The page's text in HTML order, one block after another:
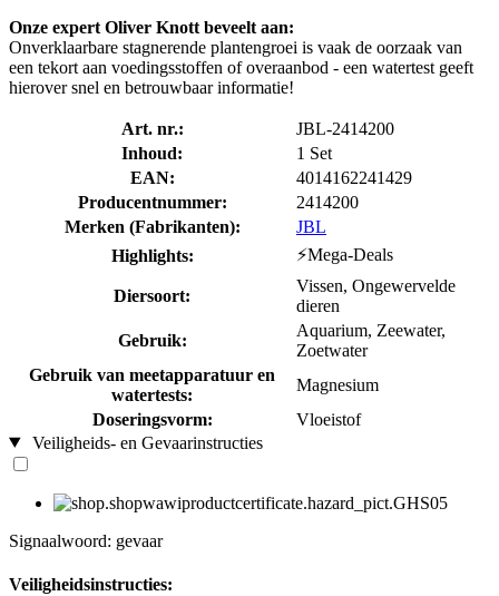
Onze expert Oliver Knott beveelt aan:
Onverklaarbare stagnerende plantengroei is vaak de oorzaak van
een tekort aan voedingsstoffen of overaanbod - een watertest geeft
hierover snel en betrouwbaar informatie!
Art. nr.:
JBL-2414200
Inhoud:
1 Set
EAN:
4014162241429
Producentnummer:
2414200
Merken (Fabrikanten):
JBL
Highlights:
⚡Mega-Deals
Diersoort:
Vissen, Ongewervelde
dieren
Gebruik:
Aquarium, Zeewater,
Zoetwater
Gebruik van meetapparatuur en
watertests:
Magnesium
Doseringsvorm:
Vloeistof
Veiligheids- en Gevaarinstructies
Signaalwoord: gevaar
Veiligheidsinstructies: